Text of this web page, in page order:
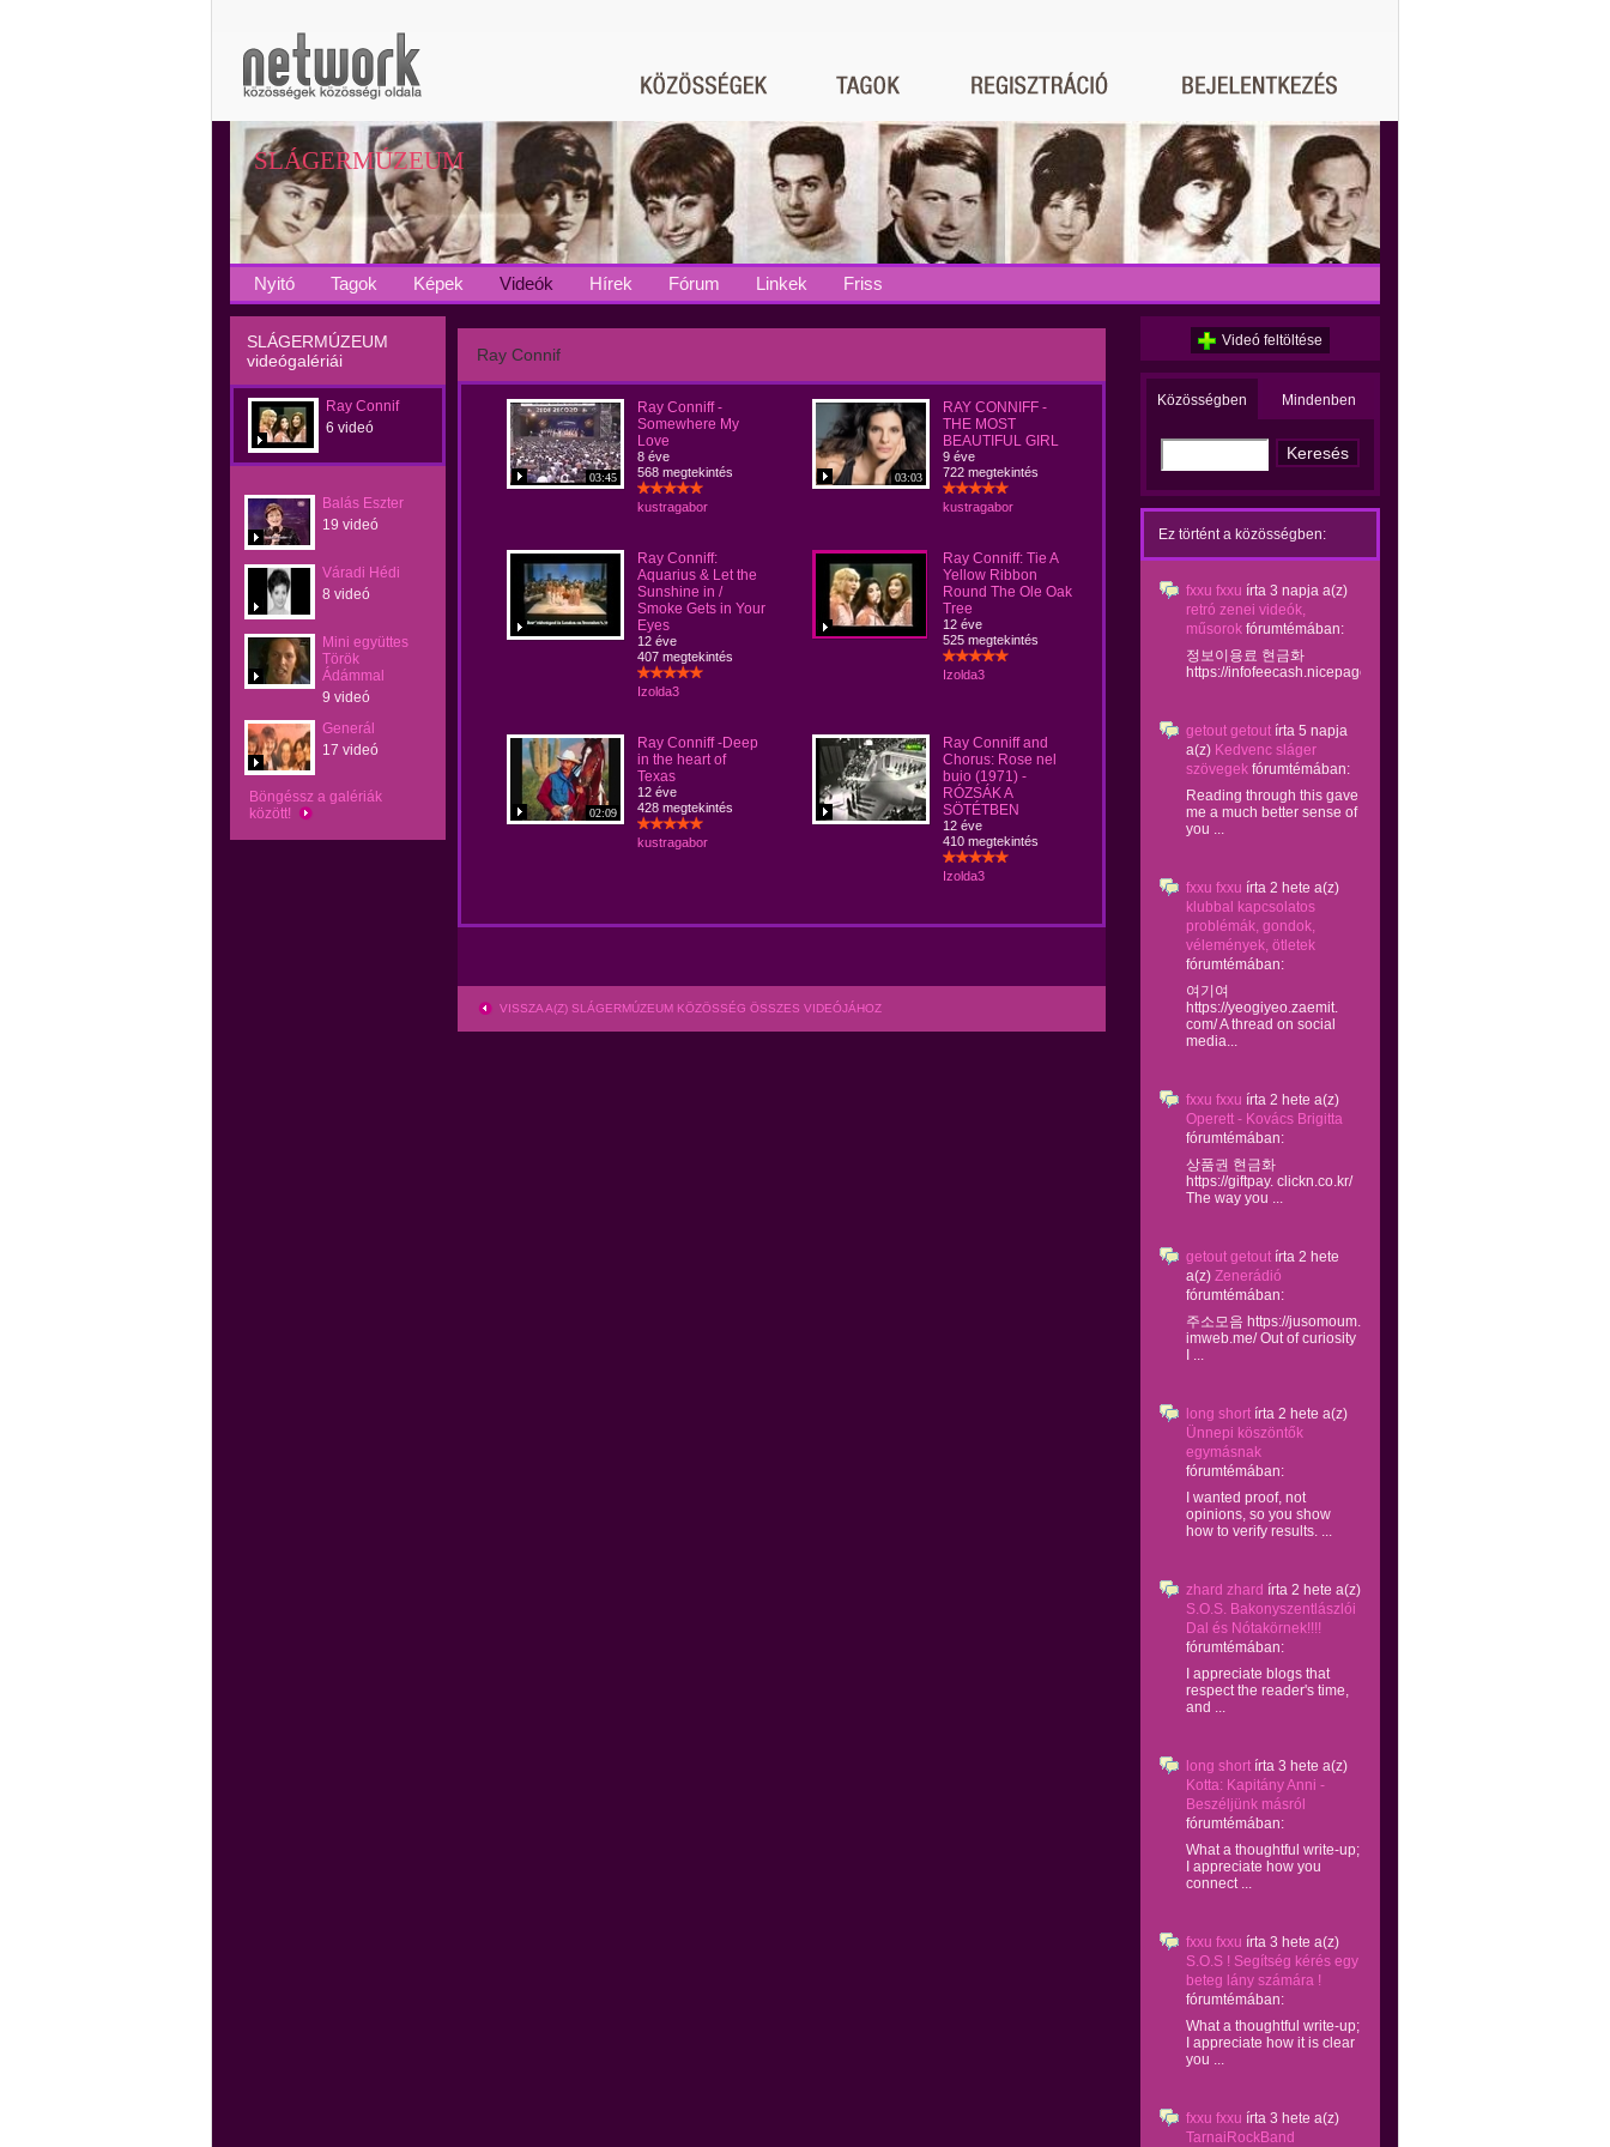
SLÁGERMÚZEUM
Nyitó Tagok Képek Videók Hírek Fórum Linkek Friss
SLÁGERMÚZEUM
videógalériái
Ray Connif
6 videó
Balás Eszter
19 videó
Váradi Hédi
8 videó
Mini együttes
Török
Ádámmal
9 videó
Generál
17 videó
Böngéssz a galériák
között!
Ray Connif
03:45
Ray Conniff -
Somewhere My
Love
8 éve
568 megtekintés
kustragabor
03:03
RAY CONNIFF -
THE MOST
BEAUTIFUL GIRL
9 éve
722 megtekintés
kustragabor
Ray Conniff:
Aquarius & Let the
Sunshine in /
Smoke Gets in Your
Eyes
12 éve
407 megtekintés
Izolda3
Ray Conniff: Tie A
Yellow Ribbon
Round The Ole Oak
Tree
12 éve
525 megtekintés
Izolda3
02:09
Ray Conniff -Deep
in the heart of
Texas
12 éve
428 megtekintés
kustragabor
Ray Conniff and
Chorus: Rose nel
buio (1971) -
RÓZSÁK A
SÖTÉTBEN
12 éve
410 megtekintés
Izolda3
VISSZA A(Z) SLÁGERMÚZEUM KÖZÖSSÉG ÖSSZES VIDEÓJÁHOZ
Videó feltöltése
Közösségben Mindenben
Ez történt a közösségben:
fxxu fxxu írta 3 napja a(z)
retró zenei videók,
műsorok fórumtémában:
정보이용료 현금화
https://infofeecash.nicepage...
getout getout írta 5 napja
a(z) Kedvenc sláger
szövegek fórumtémában:
Reading through this gave
me a much better sense of
you ...
fxxu fxxu írta 2 hete a(z)
klubbal kapcsolatos
problémák, gondok,
vélemények, ötletek
fórumtémában:
여기여
https://yeogiyeo.zaemit.
com/ A thread on social
media...
fxxu fxxu írta 2 hete a(z)
Operett - Kovács Brigitta
fórumtémában:
상품권 현금화
https://giftpay. clickn.co.kr/
The way you ...
getout getout írta 2 hete
a(z) Zenerádió
fórumtémában:
주소모음 https://jusomoum.
imweb.me/ Out of curiosity
I ...
long short írta 2 hete a(z)
Ünnepi köszöntők
egymásnak
fórumtémában:
I wanted proof, not
opinions, so you show
how to verify results. ...
zhard zhard írta 2 hete a(z)
S.O.S. Bakonyszentlászlói
Dal és Nótakörnek!!!!
fórumtémában:
I appreciate blogs that
respect the reader's time,
and ...
long short írta 3 hete a(z)
Kotta: Kapitány Anni -
Beszéljünk másról
fórumtémában:
What a thoughtful write-up;
I appreciate how you
connect ...
fxxu fxxu írta 3 hete a(z)
S.O.S ! Segítség kérés egy
beteg lány számára !
fórumtémában:
What a thoughtful write-up;
I appreciate how it is clear
you ...
fxxu fxxu írta 3 hete a(z)
TarnaiRockBand